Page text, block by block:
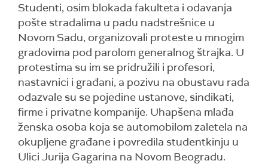
Studenti, osim blokada fakulteta i odavanja
pošte stradalima u padu nadstrešnice u
Novom Sadu, organizovali proteste u mnogim
gradovima pod parolom generalnog štrajka. U
protestima su im se pridružili i profesori,
nastavnici i građani, a pozivu na obustavu rada
odazvale su se pojedine ustanove, sindikati,
firme i privatne kompanije. Uhapšena mlađa
ženska osoba koja se automobilom zaletela na
okupljene građane i povredila studentkinju u
Ulici Jurija Gagarina na Novom Beogradu.